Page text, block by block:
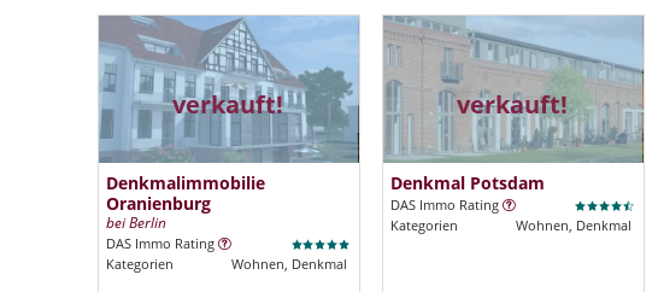
verkauft!
Denkmalimmobilie
Oranienburg
bei Berlin
DAS Immo Rating
Kategorien
Wohnen, Denkmal
verkauft!
Denkmal Potsdam
DAS Immo Rating
Kategorien
Wohnen, Denkmal